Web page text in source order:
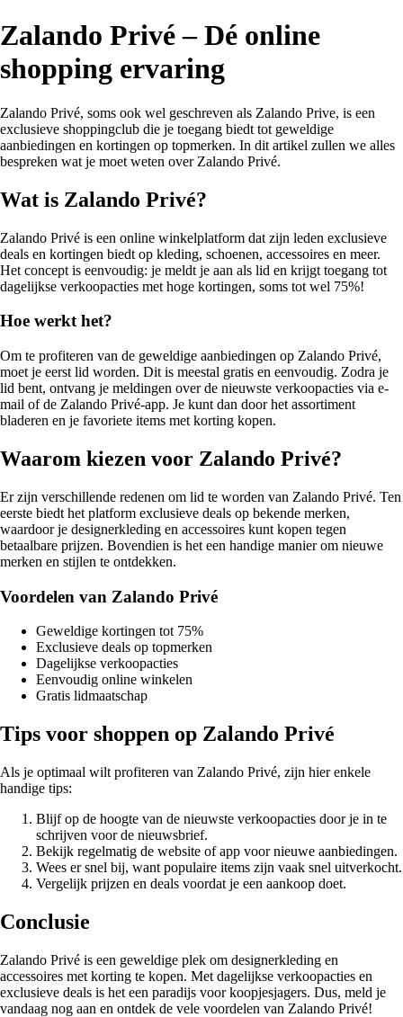
Zalando Privé – Dé online
shopping ervaring
Zalando Privé, soms ook wel geschreven als Zalando Prive, is een
exclusieve shoppingclub die je toegang biedt tot geweldige
aanbiedingen en kortingen op topmerken. In dit artikel zullen we alles
bespreken wat je moet weten over Zalando Privé.
Wat is Zalando Privé?
Zalando Privé is een online winkelplatform dat zijn leden exclusieve
deals en kortingen biedt op kleding, schoenen, accessoires en meer.
Het concept is eenvoudig: je meldt je aan als lid en krijgt toegang tot
dagelijkse verkoopacties met hoge kortingen, soms tot wel 75%!
Hoe werkt het?
Om te profiteren van de geweldige aanbiedingen op Zalando Privé,
moet je eerst lid worden. Dit is meestal gratis en eenvoudig. Zodra je
lid bent, ontvang je meldingen over de nieuwste verkoopacties via e-
mail of de Zalando Privé-app. Je kunt dan door het assortiment
bladeren en je favoriete items met korting kopen.
Waarom kiezen voor Zalando Privé?
Er zijn verschillende redenen om lid te worden van Zalando Privé. Ten
eerste biedt het platform exclusieve deals op bekende merken,
waardoor je designerkleding en accessoires kunt kopen tegen
betaalbare prijzen. Bovendien is het een handige manier om nieuwe
merken en stijlen te ontdekken.
Voordelen van Zalando Privé
Geweldige kortingen tot 75%
Exclusieve deals op topmerken
Dagelijkse verkoopacties
Eenvoudig online winkelen
Gratis lidmaatschap
Tips voor shoppen op Zalando Privé
Als je optimaal wilt profiteren van Zalando Privé, zijn hier enkele
handige tips:
Blijf op de hoogte van de nieuwste verkoopacties door je in te
schrijven voor de nieuwsbrief.
Bekijk regelmatig de website of app voor nieuwe aanbiedingen.
Wees er snel bij, want populaire items zijn vaak snel uitverkocht.
Vergelijk prijzen en deals voordat je een aankoop doet.
Conclusie
Zalando Privé is een geweldige plek om designerkleding en
accessoires met korting te kopen. Met dagelijkse verkoopacties en
exclusieve deals is het een paradijs voor koopjesjagers. Dus, meld je
vandaag nog aan en ontdek de vele voordelen van Zalando Privé!